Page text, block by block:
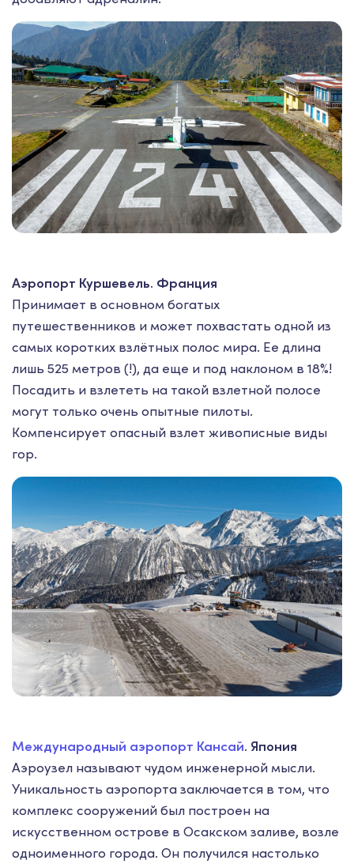
Аэропорт Куршевель. Франция
Принимает в основном богатых
путешественников и может похвастать одной из
самых коротких взлётных полос мира. Ее длина
лишь 525 метров (!), да еще и под наклоном в 18%!
Посадить и взлететь на такой взлетной полосе
могут только очень опытные пилоты.
Компенсирует опасный взлет живописные виды
гор.
Международный аэропорт Кансай. Япония
Аэроузел называют чудом инженерной мысли.
Уникальность аэропорта заключается в том, что
комплекс сооружений был построен на
искусственном острове в Осакском заливе, возле
одноименного города. Он получился настолько